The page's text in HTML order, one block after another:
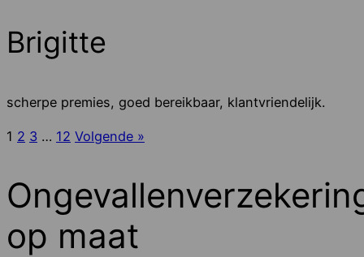
Brigitte
scherpe premies, goed bereikbaar, klantvriendelijk.
1 2 3 … 12 Volgende »
op maat